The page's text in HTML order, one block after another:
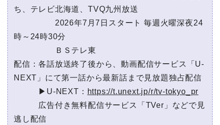
ち、テレビ北海道、TVQ九州放送
2026年7月7日スタート 毎週火曜深夜24
時～24時30分
ＢＳテレ東
配信：各話放送終了後から、動画配信サービス「U-
NEXT」にて第一話から最新話まで見放題独占配信
▶U-NEXT： https://t.unext.jp/r/tv-tokyo_pr
広告付き無料配信サービス「TVer」などで見
逃し配信